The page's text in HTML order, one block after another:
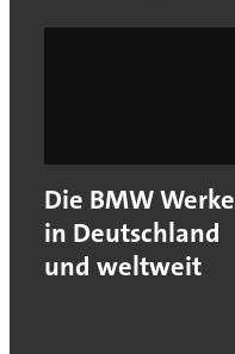
Die BMW Werke
in Deutschland
und weltweit